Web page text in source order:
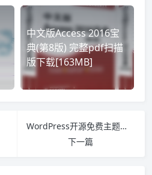
中文版Access 2016宝
典(第8版) 完整pdf扫描
版下载[163MB]
WordPress开源免费主题Win10 Explorer v1.3
下一篇